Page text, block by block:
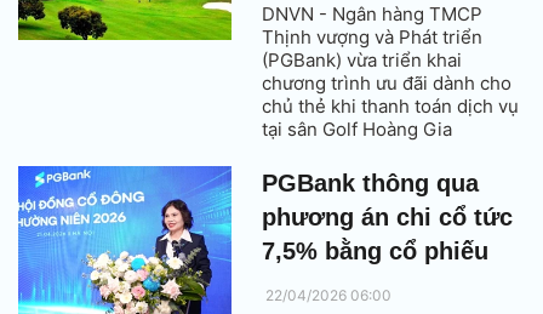
DNVN - Ngân hàng TMCP
Thịnh vượng và Phát triển
(PGBank) vừa triển khai
chương trình ưu đãi dành cho
chủ thẻ khi thanh toán dịch vụ
tại sân Golf Hoàng Gia
Bình), mở ra cơ hội trải nghiệm
golf đẳng cấp với chi phí tối
ưu.
PGBank thông qua
phương án chi cổ tức
7,5% bằng cổ phiếu
22/04/2026 06:00